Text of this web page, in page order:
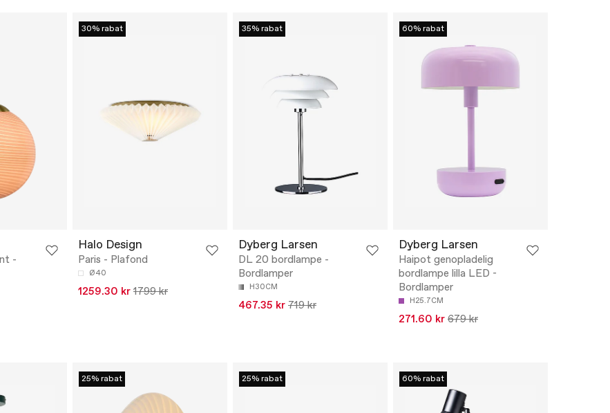
-
30% rabat
Halo Design
Paris - Plafond
Ø40
1259.30 kr 1799 kr
35% rabat
Dyberg Larsen
DL 20 bordlampe -
Bordlamper
H30CM
467.35 kr 719 kr
60% rabat
Dyberg Larsen
Haipot genopladelig
bordlampe lilla LED -
Bordlamper
H25.7CM
271.60 kr 679 kr
25% rabat 25% rabat 60% rabat